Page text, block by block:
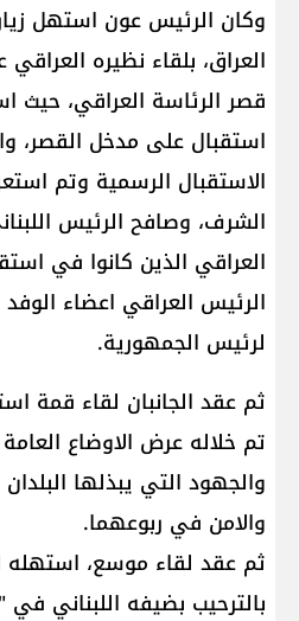
وكان الرئيس عون استهل
العراق، بلقاء نظيره
قصر الرئاسة العراقي، حيث
استقبال على مدخل القصر،
الاستقبال الرسمية وتم
الشرف، وصافح الرئيس
العراقي الذين كانوا في
الرئيس العراقي اعضاء الوفد
لرئيس الجمهورية.
تم خلاله عرض الاوضاع
والجهود التي يبذلها البلدان
والامن في ربوعهما.
ثم عقد لقاء موسع، استهله
بالترحيب بضيفه اللبناني في